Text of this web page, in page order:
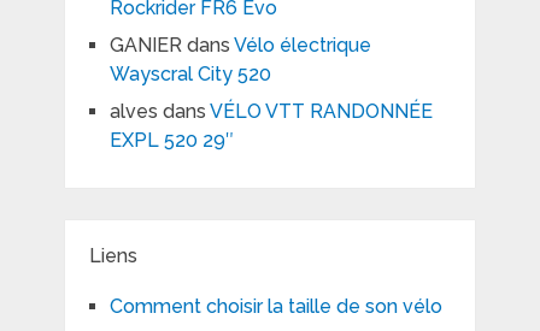
Rockrider FR6 Evo
GANIERdans Vélo électrique
Wayscral City 520
alves dans VÉLO VTT RANDONNÉE
EXPL 520 29″
Liens
Comment choisir la taille de son vélo